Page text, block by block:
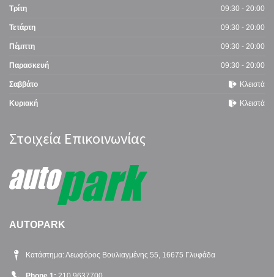
Τρίτη 09:30 - 20:00
Τετάρτη 09:30 - 20:00
Πέμπτη 09:30 - 20:00
Παρασκευή 09:30 - 20:00
Σαββάτο Κλειστά
Κυριακή Κλειστά
Στοιχεία Επικοινωνίας
AUTOPARK
Κατάστημα: Λεωφόρος Βουλιαγμένης 55, 16675 Γλυφάδα